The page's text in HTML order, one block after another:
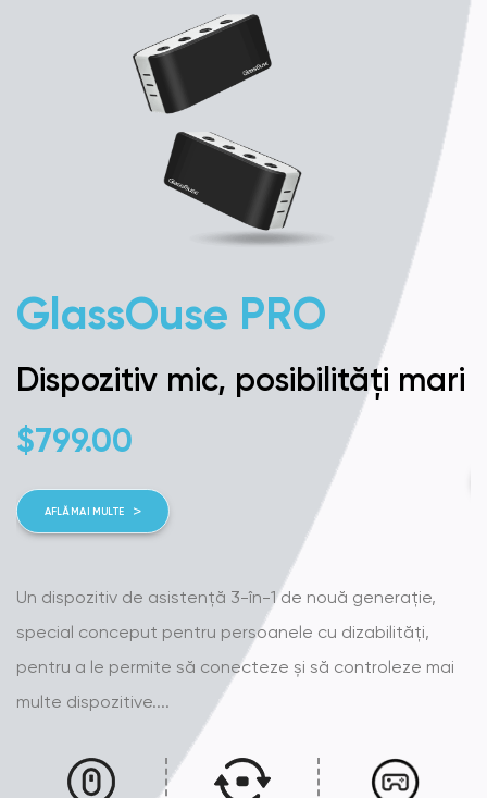
GlassOuse PRO
Dispozitiv mic, posibilități mari
$799.00
AFLĂ MAI MULTE
Un dispozitiv de asistență 3-în-1 de nouă generație,
special conceput pentru persoanele cu dizabilități,
pentru a le permite să conecteze și să controleze mai
multe dispozitive....